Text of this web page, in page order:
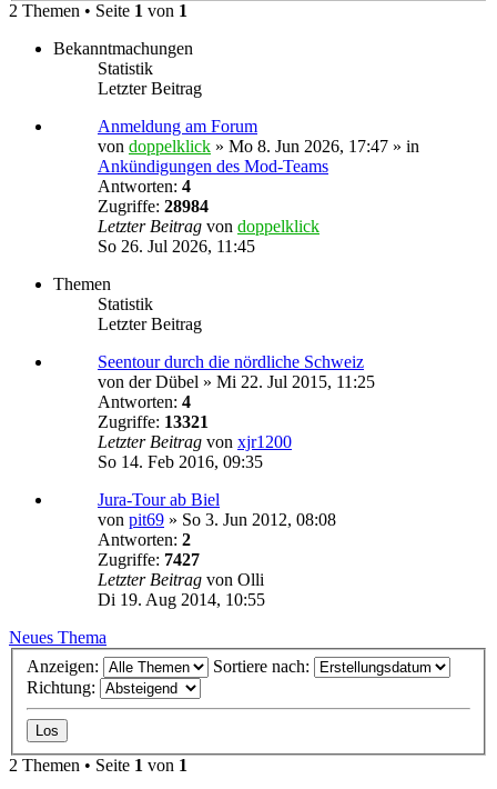
2 Themen • Seite 1 von 1
Bekanntmachungen
Statistik
Letzter Beitrag
Anmeldung am Forum
von doppelklick » Mo 8. Jun 2026, 17:47 » in
Ankündigungen des Mod-Teams
Antworten: 4
Zugriffe: 28984
Letzter Beitrag von doppelklick
So 26. Jul 2026, 11:45
Themen
Statistik
Letzter Beitrag
Seentour durch die nördliche Schweiz
von der Dübel » Mi 22. Jul 2015, 11:25
Antworten: 4
Zugriffe: 13321
Letzter Beitrag von xjr1200
So 14. Feb 2016, 09:35
Jura-Tour ab Biel
von pit69 » So 3. Jun 2012, 08:08
Antworten: 2
Zugriffe: 7427
Letzter Beitrag von Olli
Di 19. Aug 2014, 10:55
Neues Thema
Anzeigen:
Sortiere nach:
Richtung:
2 Themen • Seite 1 von 1